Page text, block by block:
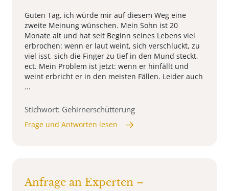
Guten Tag, ich würde mir auf diesem Weg eine
zweite Meinung wünschen. Mein Sohn ist 20
Monate alt und hat seit Beginn seines Lebens viel
erbrochen: wenn er laut weint, sich verschluckt, zu
viel isst, sich die Finger zu tief in den Mund steckt,
ect. Mein Problem ist jetzt: wenn er hinfällt und
weint erbricht er in den meisten Fällen. Leider auch
...
Stichwort: Gehirnerschütterung
Frage und Antworten lesen
Anfrage an Experten –